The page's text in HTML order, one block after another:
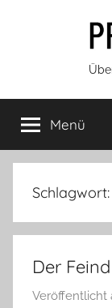
Prabels
Blog
Menü
Schlagwort:
Der
Veröffentlicht